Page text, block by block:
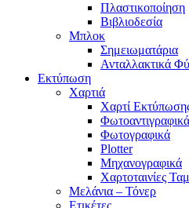
Πλαστικοποίηση
Βιβλιοδεσία
Μπλοκ
Σημειωματάρια
Ανταλλακτικά
Εκτύπωση
Χαρτιά
Χαρτί
Φωτοαντιγραφικά
Φωτογραφικά
Plotter
Μηχανογραφικά
Χαρτοταινίες
Μελάνια – Τόνερ
Ετικέτες